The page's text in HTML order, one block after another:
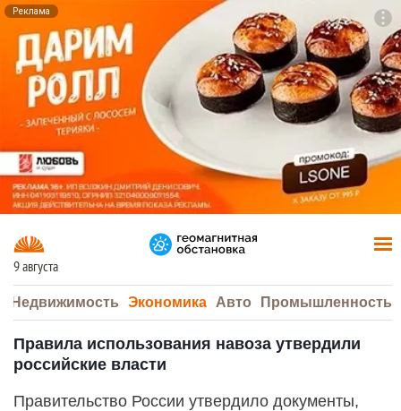
Реклама
9 августа
Недвижимость Экономика Авто Промышленность
Правила использования навоза утвердили
российские власти
Правительство России утвердило документы,